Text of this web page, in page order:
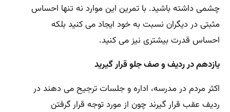
چشمی داشته باشید. با تمرین این موارد نه تنها احساس
مثبتی در دیگران نسبت به خود ایجاد می کنید بلکه
احساس قدرت بیشتری نیز می کنید.
یازدهم در ردیف و صف جلو قرار گیرید
اکثر مردم در مدرسه، اداره و جلسات ترجیح می دهند در
ردیف عقب قرار گیرند چون از مورد توجه قرار گرفتن